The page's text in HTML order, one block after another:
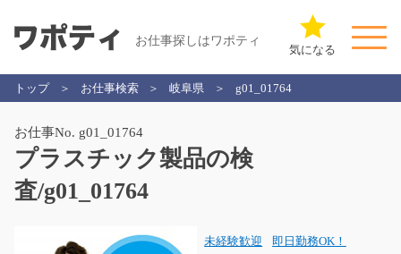
お仕事探しはワポティ
気になる
トップ お仕事検索 岐阜県 g01_01764
お仕事No. g01_01764
プラスチック製品の検
査/g01_01764
未経験歓迎 即日勤務OK！